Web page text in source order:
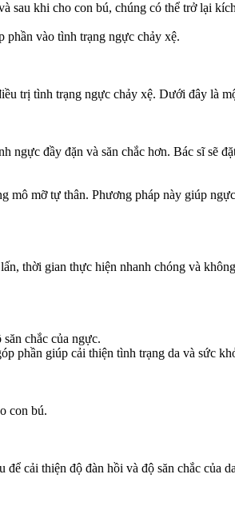
khi cho con bú, chúng có thể trở lại
phần vào tình trạng ngực chảy xệ.
trị tình trạng ngực chảy xệ. Dưới đây là
ngực đầy đặn và săn chắc hơn. Bác sĩ sẽ
mỡ tự thân. Phương pháp này giúp
thời gian thực hiện nhanh chóng và
chắc của ngực.
phần giúp cải thiện tình trạng da và sức
con bú.
cải thiện độ đàn hồi và độ săn chắc của